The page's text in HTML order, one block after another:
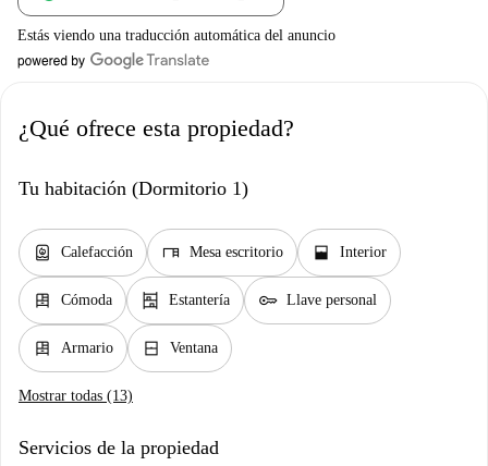
Estás viendo una traducción automática del anuncio
¿Qué ofrece esta propiedad?
Tu habitación (Dormitorio 1)
water_heater Calefacción desk Mesa escritorio window_open Interior
dresser Cómoda shelves Estantería key Llave personal
dresser Armario window_closed Ventana
Mostrar todas (13)
Servicios de la propiedad